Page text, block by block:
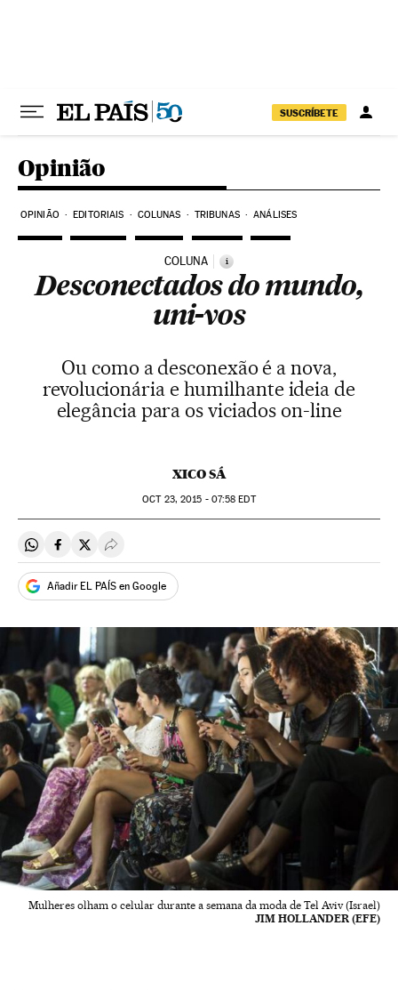
SUSCRÍBETE
Opinião
OPINIÃO EDITORIAIS COLUNAS TRIBUNAS ANÁLISES
COLUNA i
Desconectados do mundo,
uni-vos
Ou como a desconexão é a nova,
revolucionária e humilhante ideia de
elegância para os viciados on-line
XICO SÁ
OCT23, 2015 - 07:58 EDT
Compartir en Whatsapp
Compartir en Facebook
Compartir en Twitter
Desplegar Redes Sociales
Añadir EL PAÍS en Google
Mulheres olham o celular durante a semana da moda de Tel Aviv (Israel)
JIM HOLLANDER (EFE)